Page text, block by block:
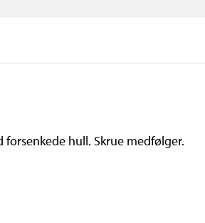
hull. Skrue medfølger.